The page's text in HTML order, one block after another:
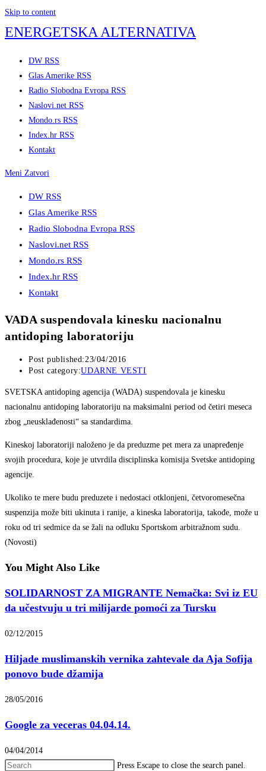
Skip to content
ENERGETSKA ALTERNATIVA
DW RSS
Glas Amerike RSS
Radio Slobodna Evropa RSS
Naslovi.net RSS
Mondo.rs RSS
Index.hr RSS
Kontakt
Meni Zatvori
DW RSS
Glas Amerike RSS
Radio Slobodna Evropa RSS
Naslovi.net RSS
Mondo.rs RSS
Index.hr RSS
Kontakt
VADA suspendovala kinesku nacionalnu
antidoping laboratoriju
Post published:23/04/2016
Post category:UDARNE VESTI
SVETSKA antidoping agencija (WADA) suspendovala je kinesku
nacionalnu antidoping laboratoriju na maksimalni period od četiri meseca
zbog „neusklađenosti“ sa standardima.
Kineskoj laboratoriji naloženo je da preduzme pet mera za unapređenje
svojih procedura, koje je utvrdila disciplinska komisija Svetske antidoping
agencije.
Ukoliko te mere budu preduzete i nedostaci otklonjeni, četvoromesečna
suspenzija može biti ukinuta i ranije, a kineska laboratorija, takođe, može u
roku od tri sedmice da se žali na odluku Sportskom arbitražnom sudu.
(Novosti)
You Might Also Like
SOLIDARNOST ZA MIGRANTE Nemačka: Svi iz EU
da učestvuju u tri milijarde pomoći za Tursku
02/12/2015
Hiljade muslimanskih vernika zahtevale da Aja Sofija
ponovo bude džamija
28/05/2016
Google za veceras 04.04.14.
04/04/2014
Press Escape to close the search panel.